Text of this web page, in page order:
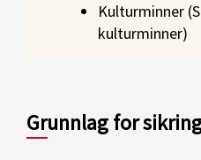
Kulturminner
kulturminner)
Grunnlag for